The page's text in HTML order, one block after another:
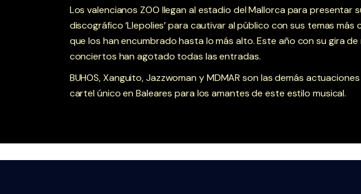
Los valencianos ZOO llegan al estadio del Mallorca para presentar
discográfico ‘Llepolies’ para cautivar al público con sus temas
que los han encumbrado hasta lo más alto. Este año con su gira
conciertos han agotado todas las entradas.
BUHOS, Xanguito, Jazzwoman y MDMAR son las demás
cartel único en Baleares para los amantes de este estilo musical.